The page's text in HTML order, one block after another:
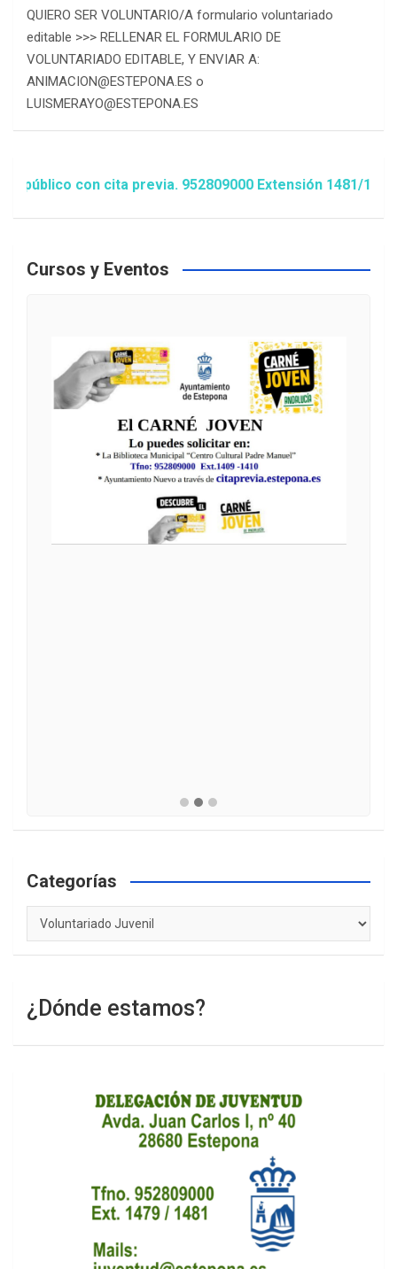
QUIERO SER VOLUNTARIO/A formulario voluntariado
editable >>> RELLENAR EL FORMULARIO DE
VOLUNTARIADO EDITABLE, Y ENVIAR A:
ANIMACION@ESTEPONA.ES o
LUISMERAYO@ESTEPONA.ES
con cita previa. 952809000 Extensión 1481/1486 ó
Cursos y Eventos
Categorías
Categorías
¿Dónde estamos?